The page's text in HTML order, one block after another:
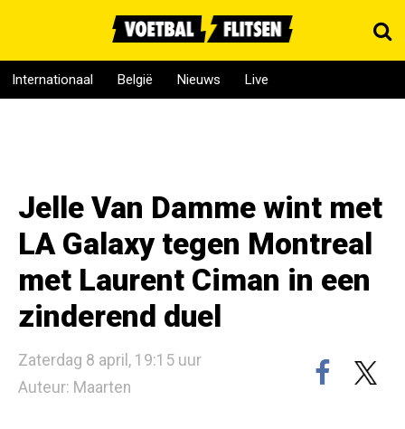
Internationaal België Nieuws Live
Jelle Van Damme wint met
LA Galaxy tegen Montreal
met Laurent Ciman in een
zinderend duel
Zaterdag 8 april, 19:15 uur
Auteur: Maarten